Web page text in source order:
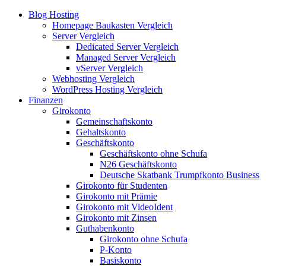
Blog Hosting
Homepage Baukasten Vergleich
Server Vergleich
Dedicated Server Vergleich
Managed Server Vergleich
vServer Vergleich
Webhosting Vergleich
WordPress Hosting Vergleich
Finanzen
Girokonto
Gemeinschaftskonto
Gehaltskonto
Geschäftskonto
Geschäftskonto ohne Schufa
N26 Geschäftskonto
Deutsche Skatbank Trumpfkonto Business
Girokonto für Studenten
Girokonto mit Prämie
Girokonto mit VideoIdent
Girokonto mit Zinsen
Guthabenkonto
Girokonto ohne Schufa
P-Konto
Basiskonto